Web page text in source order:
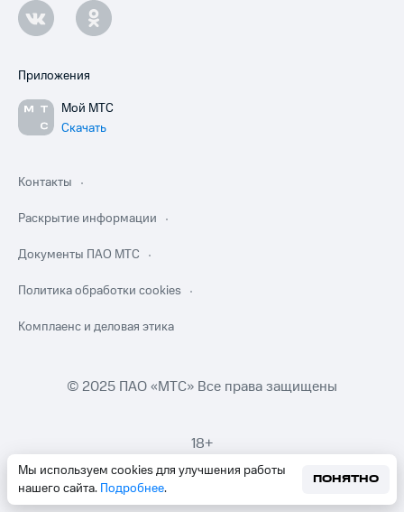
Мы используем cookies для улучшения работы
нашего сайта. Подробнее.
ПОНЯТНО
Приложения
Мой МТС
Скачать
Контакты
Раскрытие информации
Документы ПАО МТС
Политика обработки cookies
Комплаенс и деловая этика
© 2025 ПАО «МТС» Все права защищены
18+